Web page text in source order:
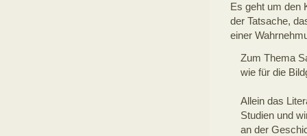
Es geht um den
der Tatsache,
einer
Zum Thema
wie für die
Allein das
Studien und
an der